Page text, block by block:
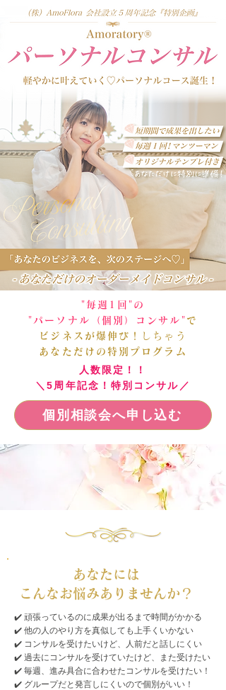
"毎週1回"の
"パーソナル（個別）コンサル" で
ビジネスが爆伸び！
しちゃう
あなただけの​特別プログラム
​人数限定！！
＼5周年記念！特別コンサル／
個別相談会へ申し込む
あなたには
こんなお悩みありませんか？
✔️ 頑張っているのに成果が出るまで時間がかかる
✔️ 他の人のやり方を真似しても上手くいかない
✔️ コンサルを受けたいけど、人前だと話しにくい
✔️ 過去にコンサルを受けていたけど、また受けたい
✔️ 毎週、進み具合に合わせたコンサルを受けたい！
✔️ グループだと発言しにくいので個別がいい！